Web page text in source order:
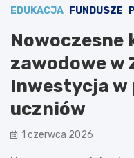
EDUKACJA FUNDUSZE
Nowoczesne
zawodowe w
Inwestycja w
uczniów
1 czerwca 2026